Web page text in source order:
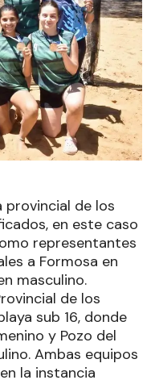
provincial de los
en este caso
representantes
a Formosa en
masculino.
de los
sub 16, donde
y Pozo del
Ambas equipos
la instancia